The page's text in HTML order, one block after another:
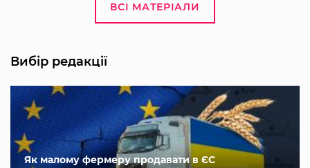
ВСІ МАТЕРІАЛИ
Вибір редакції
Як малому фермеру продавати в ЄС